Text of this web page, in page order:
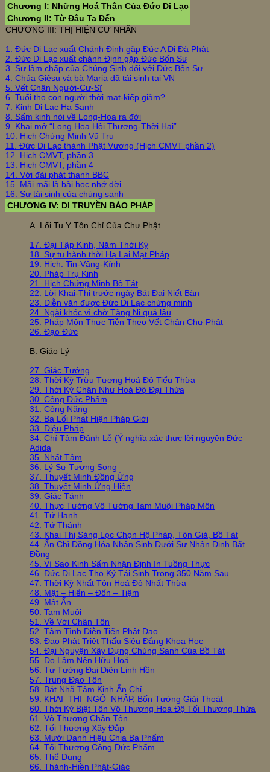
Chương I: Những Hoá Thân Của Đức Di Lạc
Chương II: Từ Đâu Ta Đến
CHƯƠNG III: THỊ HIỆN CƯ NHÂN
1. Đức Di Lạc xuất Chánh Định gặp Đức A Di Đà Phật
2. Đức Di Lạc xuất chánh Định gặp Đức Bổn Sư
3. Sự lầm chấp của Chúng Sinh đối với Đức Bổn Sư
4. Chúa Giêsu và bà Maria đã tái sinh tại VN
5. Vết Chân Người-Cư-Sĩ
6. Tuổi thọ con người thời mạt-kiếp giảm?
7. Kinh Di Lạc Hạ Sanh
8. Sấm kinh nói về Long-Hoa ra đời
9. Khai mở “Long Hoa Hội Thượng-Thời Hai”
10. Hịch Chứng Minh Vũ Trụ
11. Đức Di Lạc thành Phật Vương (Hịch CMVT phần 2)
12. Hịch CMVT, phần 3
13. Hịch CMVT, phần 4
14. Với đài phát thanh BBC
15. Mãi mãi là bài học nhớ đời
16. Sự tái sinh của chúng sanh
CHƯƠNG IV: DI TRUYỀN BẢO PHÁP
A. Lối Tu Y Tôn Chỉ Của Chư Phật
17. Đại Tập Kinh, Năm Thời Kỳ
18. Sự tu hành thời Hạ Lai Mạt Pháp
19. Hịch: Tin-Vâng-Kính
20. Pháp Trụ Kinh
21. Hịch Chứng Minh Bồ Tát
22. Lời Khai-Thị trước ngày Bát Đại Niết Bàn
23. Diễn văn được Đức Di Lạc chứng minh
24. Ngài khóc vì chờ Tăng Ni quá lâu
25. Pháp Môn Thực Tiễn Theo Vết Chân Chư Phật
26. Đạo Đức
B. Giáo Lý
27. Giác Tướng
28. Thời Kỳ Trừu Tượng Hoá Độ Tiểu Thừa
29. Thời Kỳ Chân Như Hoá Độ Đại Thừa
30. Công Đức Phẩm
31. Công Năng
32. Ba Lối Phát Hiện Pháp Giới
33. Diệu Pháp
34. Chí Tâm Đảnh Lễ (Ý nghĩa xác thực lời nguyện Đức
Adida
35. Nhất Tâm
36. Lý Sự Tương Song
37. Thuyết Minh Đồng Ứng
38. Thuyết Minh Ứng Hiện
39. Giác Tánh
40. Thực Tướng Vô Tướng Tam Muội Pháp Môn
41. Tứ Hạnh
42. Tứ Thánh
43. Khai Thị Sàng Lọc Chọn Hộ Pháp, Tôn Giả, Bồ Tát
44. Ấn Chỉ Đồng Hóa Nhân Sinh Dưới Sự Nhận Định Bất
Đồng
45. Vì Sao Kinh Sấm Nhận Định In Tuồng Thực
46. Đức Di Lạc Thọ Ký Tái Sinh Trong 350 Năm Sau
47. Thời Kỳ Nhất Tôn Hoá Độ Nhất Thừa
48. Mật – Hiển – Đốn – Tiệm
49. Mật Ấn
50. Tam Muội
51. Về Với Chân Tôn
52. Tâm Tình Diễn Tiến Phật Đạo
53. Đạo Phật Triệt Thấu Siêu Đẳng Khoa Học
54. Đại Nguyện Xây Dựng Chúng Sanh Của Bồ Tát
55. Do Lầm Nên Hữu Hoá
56. Tư Tưởng Đại Diện Linh Hồn
57. Trung Đạo Tôn
58. Bát Nhã Tâm Kinh Ấn Chỉ
59. KHAI–THỊ–NGỘ–NHẬP, Bốn Tướng Giải Thoát
60. Thời Kỳ Biệt Tôn Vô Thượng Hoá Độ Tối Thượng Thừa
61. Vô Thượng Chân Tôn
62. Tối Thượng Xây Đắp
63. Mười Danh Hiệu Chia Ba Phẩm
64. Tối Thượng Công Đức Phẩm
65. Thể Dụng
66. Thánh-Hiền Phật-Giác